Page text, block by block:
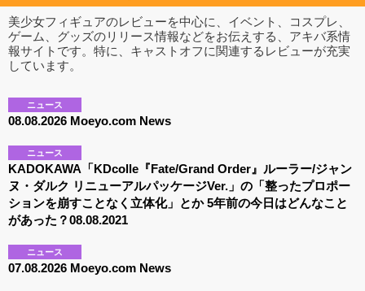
美少女フィギュアのレビューを中心に、イベント、コスプレ、
ゲーム、グッズのリリース情報などをお伝えする、アキバ系情
報サイトです。特に、キャストオフに関連するレビューが充実
しています。
ニュース
08.08.2026 Moeyo.com News
ニュース
KADOKAWA「KDcolle『Fate/Grand Order』ルーラー/ジャン
ヌ・ダルク リニューアルパッケージVer.」の「整ったプロポー
ションを崩すことなく立体化」とか 5年前の今日はどんなこと
があった？08.08.2021
ニュース
07.08.2026 Moeyo.com News